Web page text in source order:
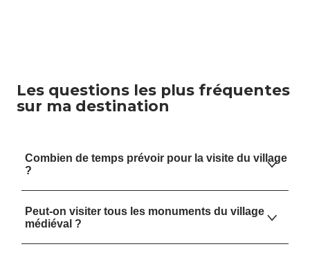
Les questions les plus fréquentes
sur ma destination
Combien de temps prévoir pour la visite du village
?
Peut-on visiter tous les monuments du village
médiéval ?